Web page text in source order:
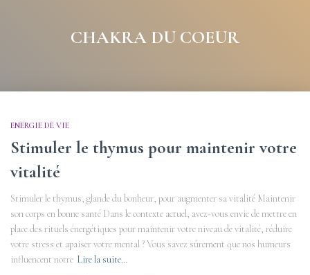
CHAKRA DU COEUR
ENERGIE DE VIE
Stimuler le thymus pour maintenir votre
vitalité
Stimuler le thymus, glande du bonheur, pour augmenter sa vitalité Maintenir
son corps en bonne santé Dans le contexte actuel, avez-vous envie de mettre en
place des rituels énergétiques pour maintenir votre niveau de vitalité, réduire
votre stress et apaiser votre mental ? Vous savez sûrement que nos humeurs
influencent notre Lire la suite…